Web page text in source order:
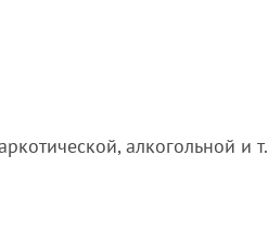
алкогольной и т.